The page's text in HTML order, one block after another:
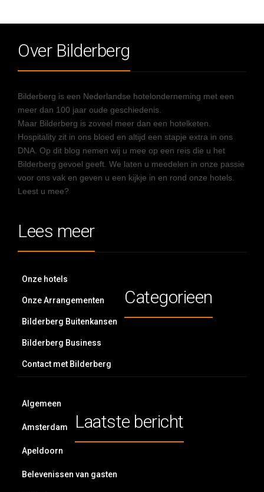
Over Bilderberg
Bilderberg is een Nederlandse hotelonderneming met een
meer dan 100 jaar oude geschiedenis.
Maar Bilderberg is zoveel meer dan een hotelketen.
Hospitality zit in ons bloed en altijd een stapje extra in ons
DNA. Op dit blog nemen wij u mee op een reis die u het
Bilderberg gevoel geeft. We laten u meedelen in onze passie
voor ons vak en geven u een kijkje in en rond onze hotels.
Leest u mee?
Lees meer
Onze hotels
Onze Arrangementen
Bilderberg Buitenkansen
Bilderberg Business
Contact met Bilderberg
Categorieen
Algemeen
Amsterdam
Apeldoorn
Belevenissen van gasten
Laatste bericht